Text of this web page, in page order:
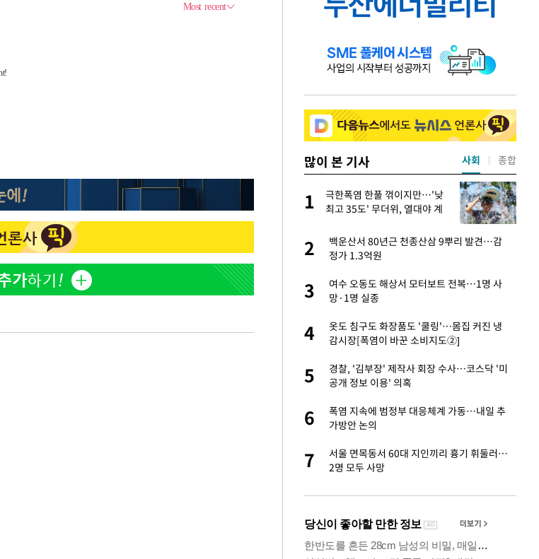
많이 본 기사
"손 떨림 포착"…카라 한승
연, 건강 괜찮나 팬들 '걱정'
2
에 쏠리는 관심[세제 개편, 그 이후②]
3
김희철, 거꾸로 걸린 광복절 태극기 현수막에
"X돌았네"
4
1
극한폭염 한풀 꺾이지만…'낮
최고 35도' 무더위, 열대야 계
2
백운산서 80년근 천종산삼 9뿌리 발견…감
정가 1.3억원
3
여수 오동도 해상서 모터보트 전복…1명 사
망·1명 실종
4
옷도 침구도 화장품도 '쿨링'…몸집 커진 냉
감시장[폭염이 바꾼 소비지도②]
5
경찰, '김부장' 제작사 회장 수사…코스닥 '미
공개 정보 이용' 의혹
6
폭염 지속에 범정부 대응체계 가동…내일 추
가방안 논의
7
서울 면목동서 60대 지인끼리 흉기 휘둘러…
2명 모두 사망
사회 종합